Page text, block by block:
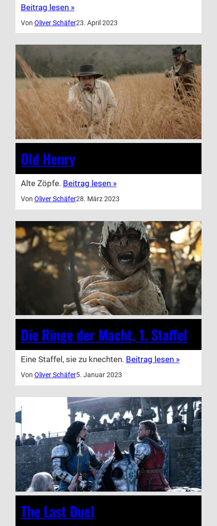
Beitrag lesen »
Von Oliver Schäfer23. April 2023
Old Henry
Alte Zöpfe. Beitrag lesen »
Von Oliver Schäfer28. März 2023
Die Ringe der Macht, 1. Staffel
Eine Staffel, sie zu knechten. Beitrag lesen »
Von Oliver Schäfer5. Januar 2023
The Last Duel